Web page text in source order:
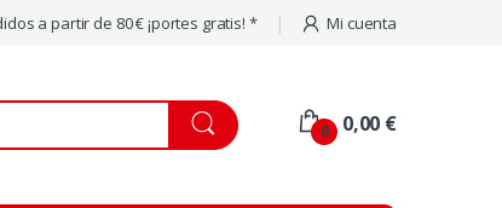
a partir de 80 € ¡portes gratis! * Mi cuenta
0 0,00 €